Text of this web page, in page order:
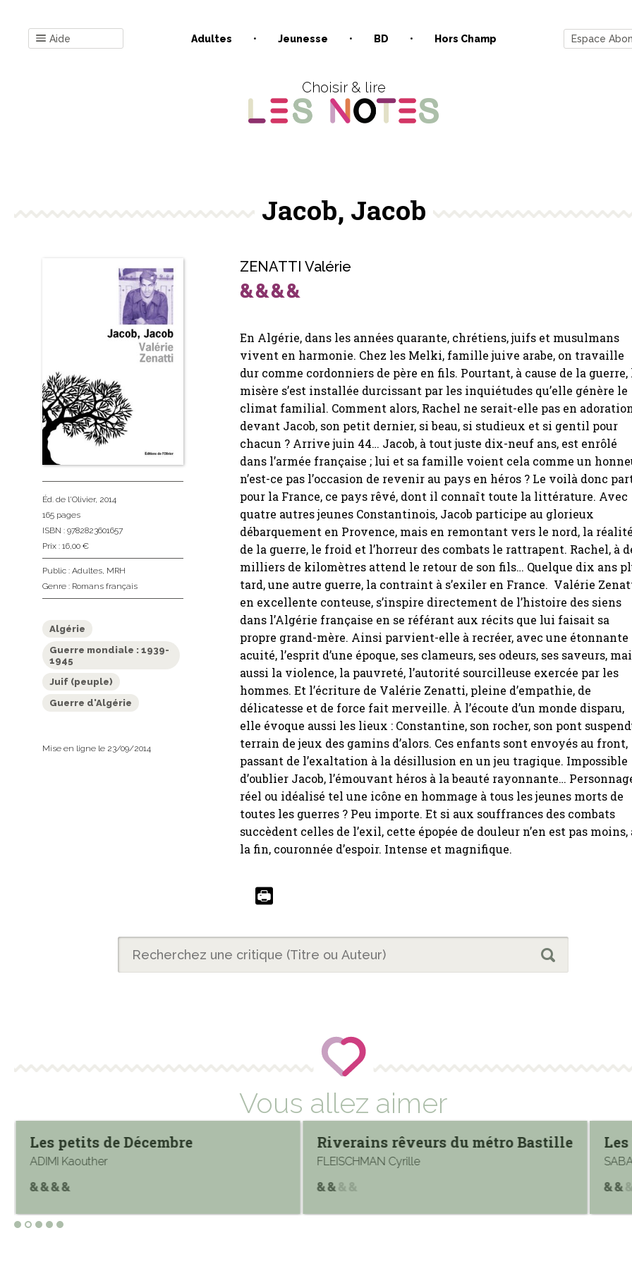
Aide Adultes Jeunesse BD Hors Champ Espace
Choisir & lire
Jacob, Jacob
ZENATTI Valérie
En Algérie, dans les années quarante, chrétiens, juifs et musulmans
vivent en harmonie. Chez les Melki, famille juive arabe, on travaille
dur comme cordonniers de père en fils. Pourtant, à cause de la guerre,
misère s’est installée durcissant par les inquiétudes qu’elle génère le
climat familial. Comment alors, Rachel ne serait-elle pas en
devant Jacob, son petit dernier, si beau, si studieux et si gentil pour
chacun ? Arrive juin 44… Jacob, à tout juste dix-neuf ans, est enrôlé
dans l’armée française ; lui et sa famille voient cela comme un
n’est-ce pas l’occasion de revenir au pays en héros ? Le voilà donc
pour la France, ce pays rêvé, dont il connaît toute la littérature. Avec
quatre autres jeunes Constantinois, Jacob participe au glorieux
débarquement en Provence, mais en remontant vers le nord, la réalité
de la guerre, le froid et l’horreur des combats le rattrapent. Rachel, à
milliers de kilomètres attend le retour de son fils… Quelque dix ans
tard, une autre guerre, la contraint à s’exiler en France. Valérie
en excellente conteuse, s’inspire directement de l’histoire des siens
dans l’Algérie française en se référant aux récits que lui faisait sa
propre grand-mère. Ainsi parvient-elle à recréer, avec une étonnante
acuité, l’esprit d’une époque, ses clameurs, ses odeurs, ses saveurs,
aussi la violence, la pauvreté, l’autorité sourcilleuse exercée par les
hommes. Et l’écriture de Valérie Zenatti, pleine d’empathie, de
délicatesse et de force fait merveille. À l’écoute d’un monde disparu,
elle évoque aussi les lieux : Constantine, son rocher, son pont
terrain de jeux des gamins d’alors. Ces enfants sont envoyés au front,
passant de l’exaltation à la désillusion en un jeu tragique. Impossible
d’oublier Jacob, l’émouvant héros à la beauté rayonnante…
réel ou idéalisé tel une icône en hommage à tous les jeunes morts de
toutes les guerres ? Peu importe. Et si aux souffrances des combats
succèdent celles de l’exil, cette épopée de douleur n’en est pas moins,
la fin, couronnée d’espoir. Intense et magnifique.
Éd. de l'Olivier, 2014
165 pages
ISBN : 9782823601657
Prix : 16,00 €
Public : Adultes, MRH
Genre : Romans français
Algérie
Guerre mondiale : 1939-
1945
Juif (peuple)
Guerre d'Algérie
Mise en ligne le 23/09/2014
Vous allez aimer
Les petits de Décembre
ADIMI Kaouther
Riverains rêveurs du métro Bastille
FLEISCHMAN Cyrille